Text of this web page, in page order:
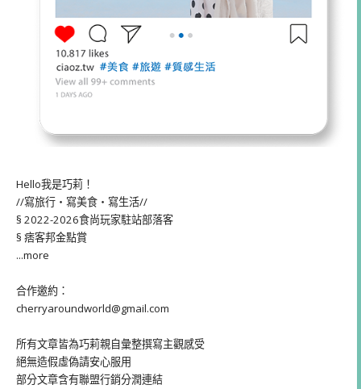
Hello我是巧莉！
//寫旅行・寫美食・寫生活//
§ 2022-2026食尚玩家駐站部落客
§ 痞客邦金點賞
...more
合作邀約：
cherryaroundworld@gmail.com
所有文章皆為巧莉親自彙整撰寫主觀感受
絕無造假虛偽請安心服用
部分文章含有聯盟行銷分潤連結